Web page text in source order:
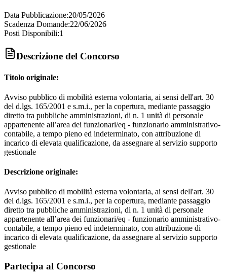
Data Pubblicazione:20/05/2026
Scadenza Domande:22/06/2026
Posti Disponibili:1
Descrizione del Concorso
Titolo originale:
Avviso pubblico di mobilità esterna volontaria, ai sensi dell'art. 30
del d.lgs. 165/2001 e s.m.i., per la copertura, mediante passaggio
diretto tra pubbliche amministrazioni, di n. 1 unità di personale
appartenente all’area dei funzionari/eq - funzionario amministrativo-
contabile, a tempo pieno ed indeterminato, con attribuzione di
incarico di elevata qualificazione, da assegnare al servizio supporto
gestionale
Descrizione originale:
Avviso pubblico di mobilità esterna volontaria, ai sensi dell'art. 30
del d.lgs. 165/2001 e s.m.i., per la copertura, mediante passaggio
diretto tra pubbliche amministrazioni, di n. 1 unità di personale
appartenente all’area dei funzionari/eq - funzionario amministrativo-
contabile, a tempo pieno ed indeterminato, con attribuzione di
incarico di elevata qualificazione, da assegnare al servizio supporto
gestionale
Partecipa al Concorso